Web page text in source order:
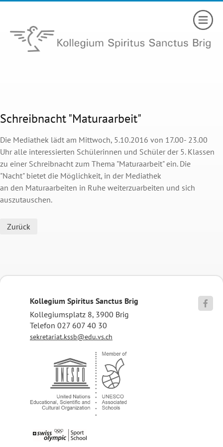
Schreibnacht "Maturaarbeit"
Die Mediathek lädt am Mittwoch, 5.10.2016 von 17.00- 23.00
Uhr alle interessierten Schülerinnen und Schüler der 5. Klassen
zu einer Schreibnacht zum Thema "Maturaarbeit" ein. Die
"Nacht" bietet die Möglichkeit, in der Mediathek
an den Maturaarbeiten in Ruhe weiterzuarbeiten und sich
auszutauschen.
Zurück
Kollegium Spiritus Sanctus Brig
Kollegiumsplatz 8, 3900 Brig
Telefon 027 607 40 30
sekretariat.kssb@edu.vs.ch
